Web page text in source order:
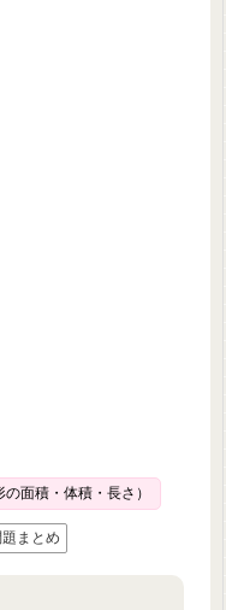
面積・体積・長さ）
まとめ